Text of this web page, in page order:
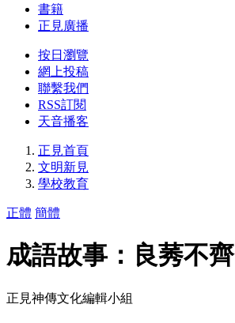
書籍
正見廣播
按日瀏覽
網上投稿
聯繫我們
RSS訂閱
天音播客
正見首頁
文明新見
學校教育
正體 簡體
成語故事：良莠不齊
正見神傳文化編輯小組